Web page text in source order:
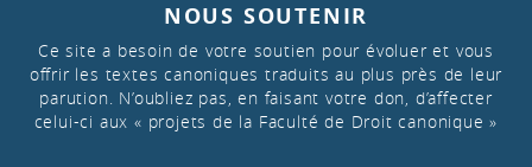
NOUS SOUTENIR
Ce site a besoin de votre soutien pour évoluer et vous
offrir les textes canoniques traduits au plus près de leur
parution. N’oubliez pas, en faisant votre don, d’affecter
celui-ci aux « projets de la Faculté de Droit canonique »